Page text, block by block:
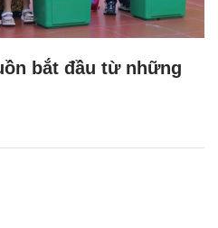
bắt đầu từ những